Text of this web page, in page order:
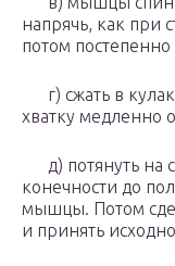
напрячь, как при
потом постепенно
г) сжать в
хватку медленно
д) потянуть на
конечности до
мышцы. Потом
и принять